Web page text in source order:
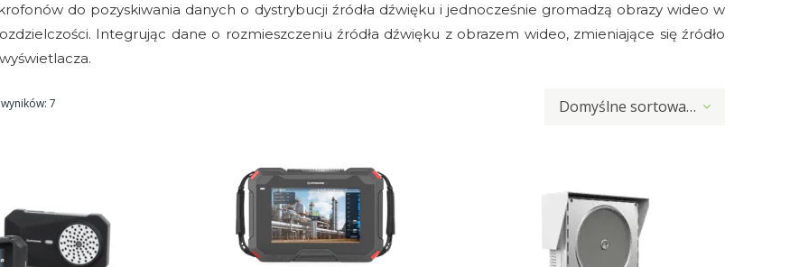
do pozyskiwania danych o dystrybucji źródła dźwięku i jednocześnie gromadzą obrazy wideo w
Integrując dane o rozmieszczeniu źródła dźwięku z obrazem wideo, zmieniające się źródło
7 Domyślne sortowanie